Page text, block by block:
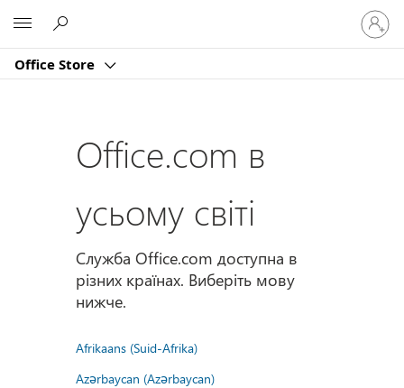
Office Store
свій
запис
Office.com в
усьому світі
Служба Office.com доступна в
різних країнах. Виберіть мову
нижче.
Afrikaans (Suid-Afrika)
Azərbaycan (Azərbaycan)